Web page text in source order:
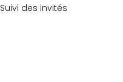
Suivi des invités